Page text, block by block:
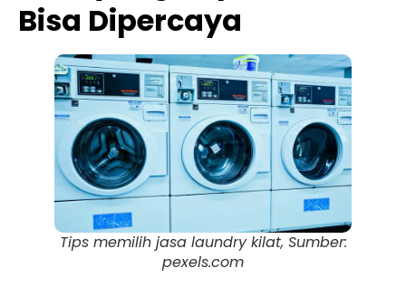
Bisa Dipercaya
Tips memilih jasa laundry kilat, Sumber:
pexels.com